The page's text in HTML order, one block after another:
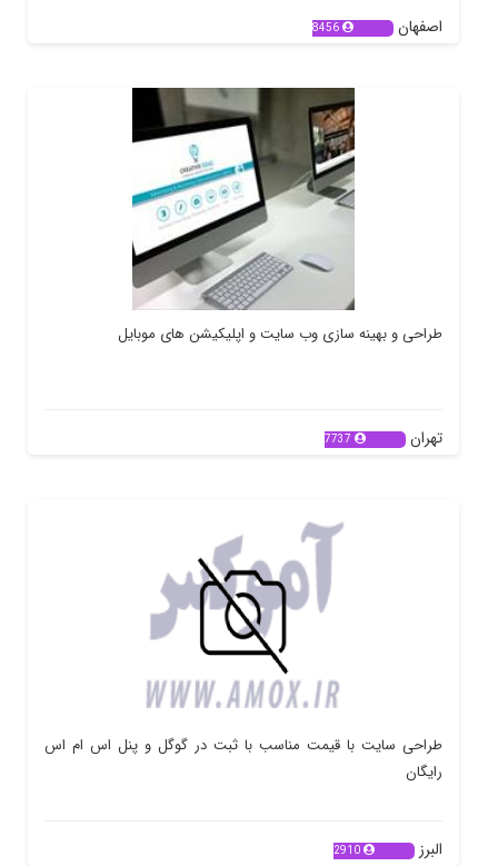
اصفهان 8456
طراحی و بهینه سازی وب سایت و اپلیکیشن های موبایل
تهران 7737
طراحی سایت با قیمت مناسب با ثبت در گوگل و پنل اس ام اس
رایگان
البرز 2910